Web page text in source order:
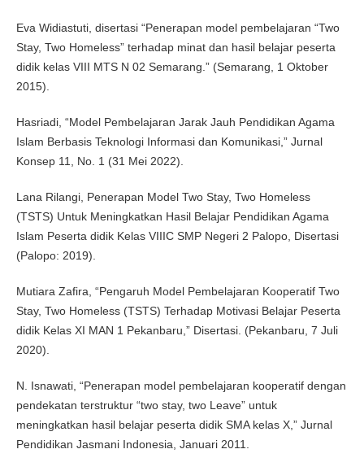
Eva Widiastuti, disertasi “Penerapan model pembelajaran “Two
Stay, Two Homeless” terhadap minat dan hasil belajar peserta
didik kelas VIII MTS N 02 Semarang.” (Semarang, 1 Oktober
2015).
Hasriadi, “Model Pembelajaran Jarak Jauh Pendidikan Agama
Islam Berbasis Teknologi Informasi dan Komunikasi,” Jurnal
Konsep 11, No. 1 (31 Mei 2022).
Lana Rilangi, Penerapan Model Two Stay, Two Homeless
(TSTS) Untuk Meningkatkan Hasil Belajar Pendidikan Agama
Islam Peserta didik Kelas VIIIC SMP Negeri 2 Palopo, Disertasi
(Palopo: 2019).
Mutiara Zafira, “Pengaruh Model Pembelajaran Kooperatif Two
Stay, Two Homeless (TSTS) Terhadap Motivasi Belajar Peserta
didik Kelas XI MAN 1 Pekanbaru,” Disertasi. (Pekanbaru, 7 Juli
2020).
N. Isnawati, “Penerapan model pembelajaran kooperatif dengan
pendekatan terstruktur “two stay, two Leave” untuk
meningkatkan hasil belajar peserta didik SMA kelas X,” Jurnal
Pendidikan Jasmani Indonesia, Januari 2011.